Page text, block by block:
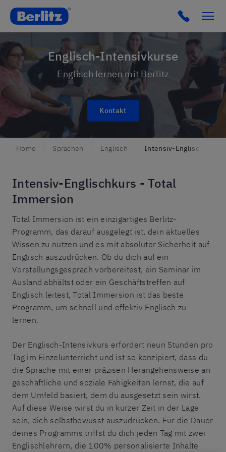
Berlitz lu Click to
Englisch-Intensivkurse
Englisch lernen mit Berlitz
Kontakt
Home Sprachen Englisch Intensiv-Englischkurse
Intensiv-Englischkurs - Total
Immersion
Total Immersion ist ein einzigartiges Berlitz-
Programm, das darauf ausgelegt ist, dein aktuelles
Wissen zu nutzen und es mit absoluter Sicherheit auf
Englisch auszudrücken. Ob du dich auf ein
Vorstellungsgespräch vorbereitest, ein Seminar im
Ausland abhältst oder ein Geschäftstreffen auf
Englisch leitest, Total Immersion ist das beste
Programm, um schnell und effektiv Englisch zu
lernen.
Der Englisch-Intensivkurs erfordert neun Stunden pro
Tag im Einzelunterricht und ist so konzipiert, dass du
die Sprache mit einer präzisen Herangehensweise an
geschäftliche und soziale Fähigkeiten lernst, die auf
dem Umfeld basiert, dem du ausgesetzt sein wirst.
Auf diese Weise wirst du in kurzer Zeit in der Lage
sein, dich selbstbewusst auszudrücken. Für die Dauer
deines Programms triffst du dich jeden Tag mit zwei
Englischlehrern, die 100% personalisierte Inhalte